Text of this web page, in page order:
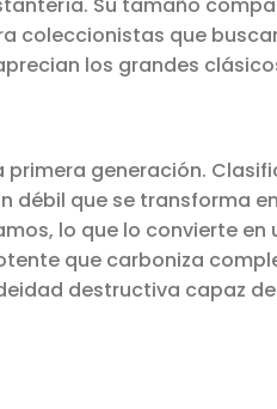
coleccionistas que
los grandes
primera generación.
débil que se transforma
lo que lo convierte en
que carboniza
destructiva capaz